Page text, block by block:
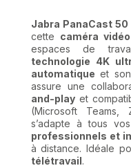
Jabra PanaCast 50
cette caméra
espaces de
technologie 4K
automatique et son
assure une
and-playet
(Microsoft Teams,
s’adapte à tous
professionnels et
à distance. Idéale
télétravail.